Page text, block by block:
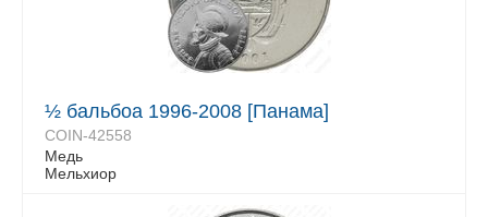
½ бальбоа 1996-2008 [Панама]
COIN-42558
Медь
Мельхиор